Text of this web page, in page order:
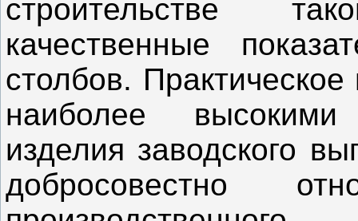
строительстве
качественные
столбов.
наиболее
изделия заводского
добросовестно